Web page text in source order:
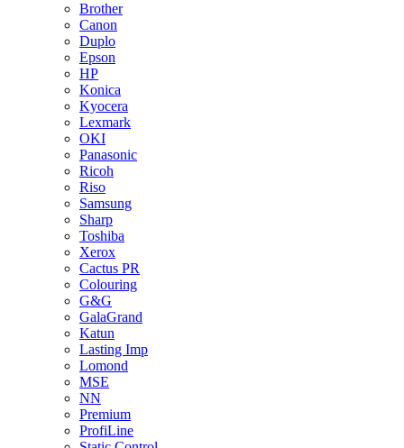
Brother
Canon
Duplo
Epson
HP
Konica
Kyocera
Lexmark
OKI
Panasonic
Ricoh
Riso
Samsung
Sharp
Toshiba
Xerox
Cactus PR
Colouring
G&G
GalaGrand
Katun
Lasting Imp
Lomond
MSE
NN
Premium
ProfiLine